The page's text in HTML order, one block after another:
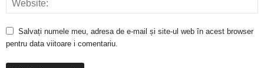
Salvați numele meu, adresa de e-mail și site-ul web în acest browser
pentru data viitoare i comentariu.